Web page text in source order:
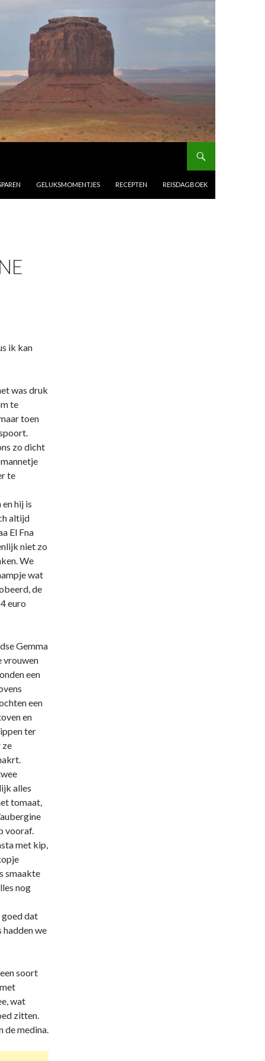
GELUKSMOMENTJES RECEPTEN REISDAGBOEK
ik kan
was druk
te
toen
zo dicht
te
hij is
altijd
El Fna
niet zo
We
wat
de
euro
Gemma
vrouwen
een
een
en
ter
ze
alles
tomaat,
vooraf.
met kip,
smaakte
nog
goed dat
hadden we
soort
wat
zitten.
de medina.